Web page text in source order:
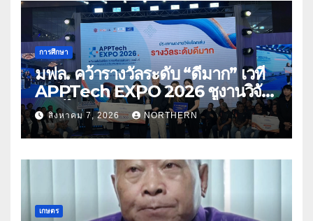
การศึกษา
มฟล. คว้ารางวัลระดับ “ดีมาก” เวที
APPTech EXPO 2026 ชูงานวิจัย
สมุนไพร ขับเคลื่อนนวัตกรรมสู่เชิง
พาณิชย์
สิงหาคม 7, 2026 NORTHERN
เกษตร